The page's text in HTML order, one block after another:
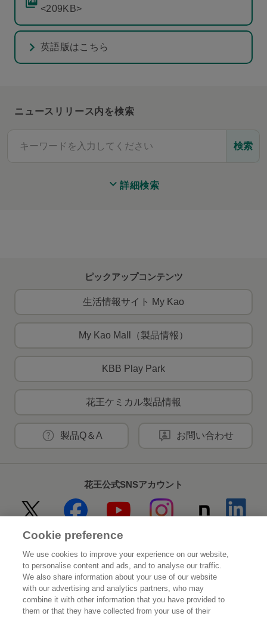
<209KB>
英語版はこちら
ニュースリリース内を検索
検索
詳細検索
ピックアップコンテンツ
生活情報サイト My Kao
My Kao Mall（製品情報）
KBB Play Park
花王ケミカル製品情報
製品Q＆A お問い合わせ
花王公式SNSアカウント
Home 花王について
サステナビリティ イノベーション
ブランド 投資家情報
Cookie preference
We use cookies to improve your experience on our website,
to personalise content and ads, and to analyse our traffic.
We also share information about your use of our website
with our advertising and analytics partners, who may
combine it with other information that you have provided to
them or that they have collected from your use of their